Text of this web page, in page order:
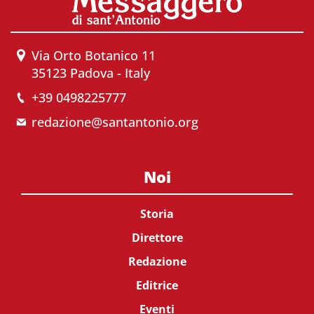
Via Orto Botanico 11
35123 Padova - Italy
+39 0498225777
redazione@santantonio.org
Noi
Storia
Direttore
Redazione
Editrice
Eventi